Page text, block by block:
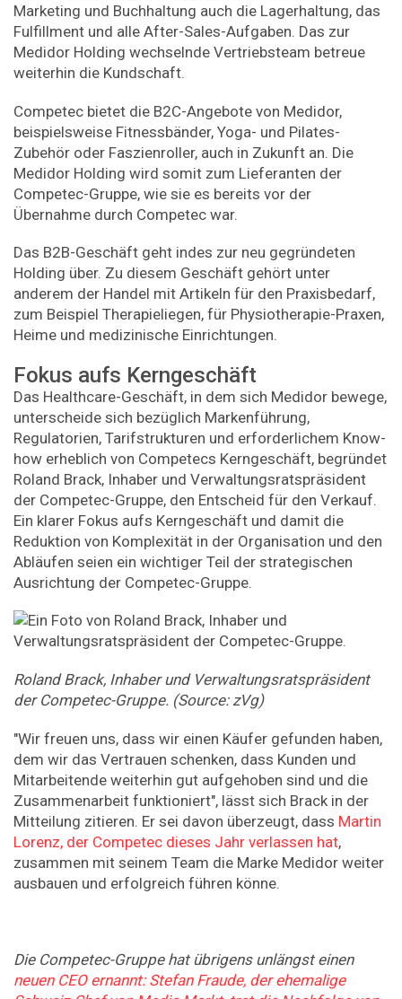
Marketing und Buchhaltung auch die Lagerhaltung, das
Fulfillment und alle After-Sales-Aufgaben. Das zur
Medidor Holding wechselnde Vertriebsteam betreue
weiterhin die Kundschaft.
Competec bietet die B2C-Angebote von Medidor,
beispielsweise Fitnessbänder, Yoga- und Pilates-
Zubehör oder Faszienroller, auch in Zukunft an. Die
Medidor Holding wird somit zum Lieferanten der
Competec-Gruppe, wie sie es bereits vor der
Übernahme durch Competec war.
Das B2B-Geschäft geht indes zur neu gegründeten
Holding über. Zu diesem Geschäft gehört unter
anderem der Handel mit Artikeln für den Praxisbedarf,
zum Beispiel Therapieliegen, für Physiotherapie-Praxen,
Heime und medizinische Einrichtungen.
Fokus aufs Kerngeschäft
Das Healthcare-Geschäft, in dem sich Medidor bewege,
unterscheide sich bezüglich Markenführung,
Regulatorien, Tarifstrukturen und erforderlichem Know-
how erheblich von Competecs Kerngeschäft, begründet
Roland Brack, Inhaber und Verwaltungsratspräsident
der Competec-Gruppe, den Entscheid für den Verkauf.
Ein klarer Fokus aufs Kerngeschäft und damit die
Reduktion von Komplexität in der Organisation und den
Abläufen seien ein wichtiger Teil der strategischen
Ausrichtung der Competec-Gruppe.
Roland Brack, Inhaber und Verwaltungsratspräsident
der Competec-Gruppe. (Source: zVg)
"Wir freuen uns, dass wir einen Käufer gefunden haben,
dem wir das Vertrauen schenken, dass Kunden und
Mitarbeitende weiterhin gut aufgehoben sind und die
Zusammenarbeit funktioniert", lässt sich Brack in der
Mitteilung zitieren. Er sei davon überzeugt, dass Martin
Lorenz, der Competec dieses Jahr verlassen hat,
zusammen mit seinem Team die Marke Medidor weiter
ausbauen und erfolgreich führen könne.
Die Competec-Gruppe hat übrigens unlängst einen
neuen CEO ernannt: Stefan Fraude, der ehemalige